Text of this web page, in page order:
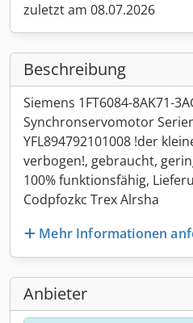
zuletzt am 08.07.2026
Beschreibung
Siemens 1FT6084-8AK71-
Synchronservomotor
YFL894792101008 !der
verbogen!, gebraucht,
100% funktionsfähig,
Codpfozkc Trex Alrsha
Mehr Informationen
Anbieter